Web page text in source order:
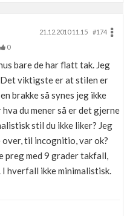
21.12.2010 11.15
#174
0
bare de har flatt tak. Jeg
Det viktigste er at stilen er
brakke så synes jeg ikke
du mener så er det gjerne
stil du ikke liker? Jeg
til incognitio, var ok?
preg med 9 grader takfall,
I hverfall ikke minimalistisk.